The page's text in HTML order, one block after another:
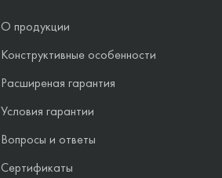
О продукции
Конструктивные особенности
Расширеная гарантия
Условия гарантии
Вопросы и ответы
Сертификаты